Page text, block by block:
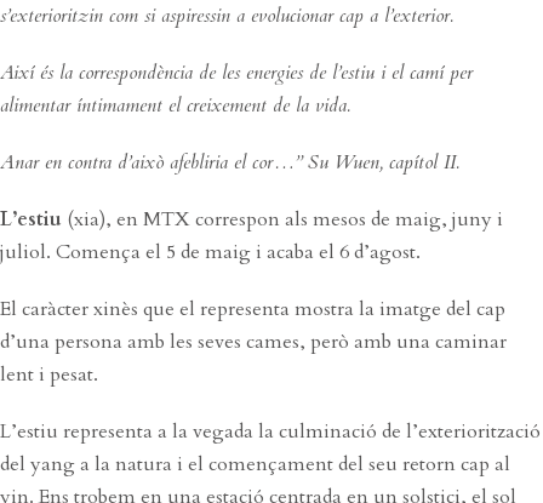
s’exterioritzin com si aspiressin a evolucionar cap a l’exterior.
Així és la correspondència de les energies de l’estiu i el camí per
alimentar íntimament el creixement de la vida.
Anar en contra d’això afebliria el cor…” Su Wuen, capítol II.
L’estiu (xia), en MTX correspon als mesos de maig, juny i
juliol. Comença el 5 de maig i acaba el 6 d’agost.
El caràcter xinès que el representa mostra la imatge del cap
d’una persona amb les seves cames, però amb una caminar
lent i pesat.
L’estiu representa a la vegada la culminació de l’exteriorització
del yang a la natura i el començament del seu retorn cap al
yin. Ens trobem en una estació centrada en un solstici, el sol